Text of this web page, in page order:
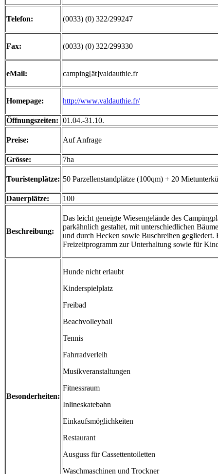
Telefon: (0033) (0) 322/299247
Fax: (0033) (0) 322/299330
eMail: camping[ät]valdauthie.fr
Homepage: http://www.valdauthie.fr/
Öffnungszeiten: 01.04.-31.10.
Preise: Auf Anfrage
Grösse: 7ha
Touristenplätze: 50 Parzellenstandplätze (100qm) + 20
Dauerplätze: 100
Beschreibung:
Das leicht geneigte Wiesengelände des
parkähnlich gestaltet, mit unterschiedlichen
und durch Hecken sowie Buschreihen gegliedert.
Freizeitprogramm zur Unterhaltung sowie für
Besonderheiten:
Hunde nicht erlaubt
Kinderspielplatz
Freibad
Beachvolleyball
Tennis
Fahrradverleih
Musikveranstaltungen
Fitnessraum
Inlineskatebahn
Einkaufsmöglichkeiten
Restaurant
Ausguss für Cassettentoiletten
Waschmaschinen und Trockner